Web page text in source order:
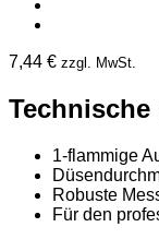
7,44 € zzgl. MwSt.
1-flammige
Robuste
Für den